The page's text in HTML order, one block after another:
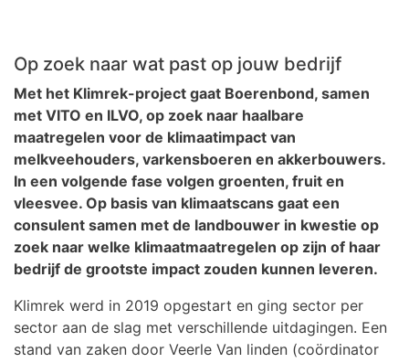
Op zoek naar wat past op jouw bedrijf
Met het Klimrek-project gaat Boerenbond, samen
met VITO en ILVO, op zoek naar haalbare
maatregelen voor de klimaatimpact van
melkveehouders, varkensboeren en akkerbouwers.
In een volgende fase volgen groenten, fruit en
vleesvee. Op basis van klimaatscans gaat een
consulent samen met de landbouwer in kwestie op
zoek naar welke klimaatmaatregelen op zijn of haar
bedrijf de grootste impact zouden kunnen leveren.
Klimrek werd in 2019 opgestart en ging sector per
sector aan de slag met verschillende uitdagingen. Een
stand van zaken door Veerle Van linden (coördinator